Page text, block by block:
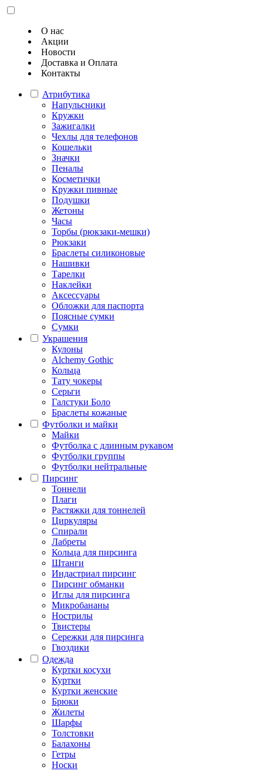
О нас
Акции
Новости
Доставка и Оплата
Контакты
Атрибутика
Напульсники
Кружки
Зажигалки
Чехлы для телефонов
Кошельки
Значки
Пеналы
Косметички
Кружки пивные
Подушки
Жетоны
Часы
Торбы (рюкзаки-мешки)
Рюкзаки
Браслеты силиконовые
Нашивки
Тарелки
Наклейки
Аксессуары
Обложки для паспорта
Поясные сумки
Сумки
Украшения
Кулоны
Alchemy Gothic
Кольца
Тату чокеры
Серьги
Галстуки Боло
Браслеты кожаные
Футболки и майки
Майки
Футболка с длинным рукавом
Футболки группы
Футболки нейтральные
Пирсинг
Тоннели
Плаги
Растяжки для тоннелей
Циркуляры
Спирали
Лабреты
Кольца для пирсинга
Штанги
Индастриал пирсинг
Пирсинг обманки
Иглы для пирсинга
Микробананы
Нострилы
Твистеры
Сережки для пирсинга
Гвоздики
Одежда
Куртки косухи
Куртки
Куртки женские
Брюки
Жилеты
Шарфы
Толстовки
Балахоны
Гетры
Носки